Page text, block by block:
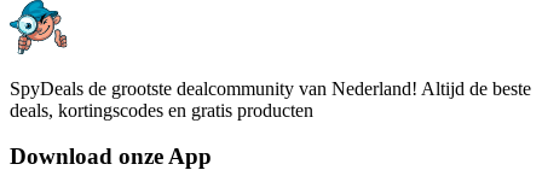
SpyDeals de grootste dealcommunity van Nederland! Altijd de beste
deals, kortingscodes en gratis producten
Download onze App